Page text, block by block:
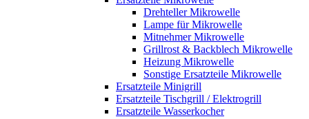
Drehteller Mikrowelle
Lampe für Mikrowelle
Mitnehmer Mikrowelle
Grillrost & Backblech Mikrowelle
Heizung Mikrowelle
Sonstige Ersatzteile Mikrowelle
Ersatzteile Minigrill
Ersatzteile Tischgrill / Elektrogrill
Ersatzteile Wasserkocher